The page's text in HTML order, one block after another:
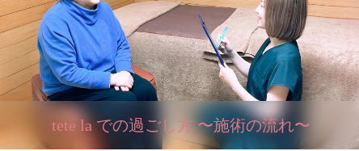
tete la での過ごし方 〜施術の流れ〜